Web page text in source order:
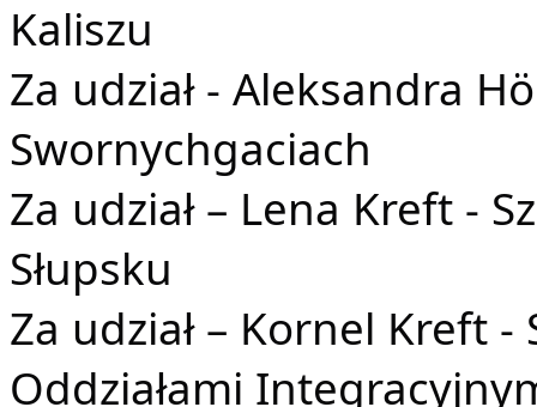
Kaliszu
Za udział - Aleksandra
Swornychgaciach
Za udział – Lena Kreft -
Słupsku
Za udział – Kornel Kreft -
Oddziałami